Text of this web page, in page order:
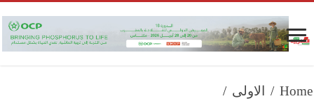
Home
/ الاولى /